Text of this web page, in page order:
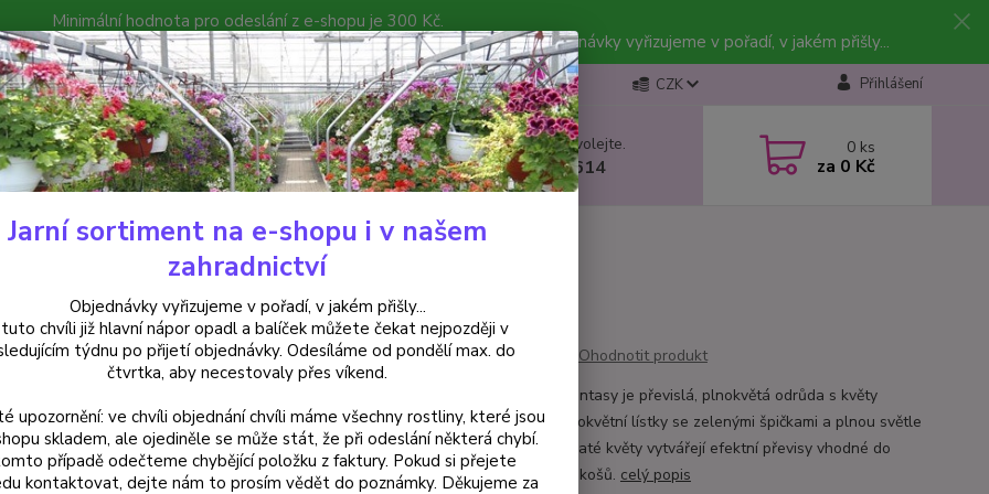
Minimální hodnota pro odeslání z e-shopu je 300 Kč.
můžete čekat nejpozději v následujícím týdnu po přijetí objednávky. Objednávky vyřizujeme v pořadí, v jakém přišly...
Poradna Kontakty CZK Přihlášení
Hledat Nevíte si rady? Zavolejte.
+420 602 223 614
0 ks
za 0 Kč
Fuchsie Imperial Fantasy Fuchsie - 1 ks
Fantasy Fuchsie - 1 ks
Ohodnotit produkt
Fuchsie Imperial Fantasy je převislá, plnokvětá odrůda s květy
kombinující růžové okvětní lístky se zelenými špičkami a plnou světle
fialovou sukní. Bohaté květy vytvářejí efektní převisy vhodné do
nádob i závěsných košů. celý popis
Jarní sortiment na e-shopu i v našem
zahradnictví
Objednávky vyřizujeme v pořadí, v jakém přišly...
chvíli již hlavní nápor opadl a balíček můžete čekat nejpozději v
týdnu po přijetí objednávky. Odesíláme od pondělí max. do
čtvrtka, aby necestovaly přes víkend.
upozornění: ve chvíli objednání chvíli máme všechny rostliny, které jsou
skladem, ale ojediněle se může stát, že při odeslání některá chybí.
případě odečteme chybějící položku z faktury. Pokud si přejete
kontaktovat, dejte nám to prosím vědět do poznámky. Děkujeme za